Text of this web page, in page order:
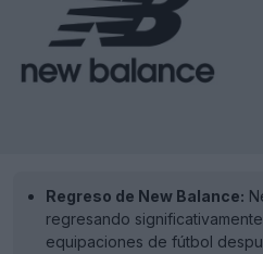
Regreso de New Balance:
regresando
equipaciones de fútbol